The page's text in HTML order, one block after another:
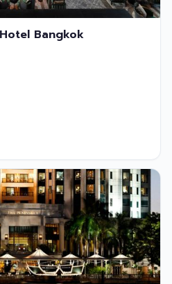
Bangkok